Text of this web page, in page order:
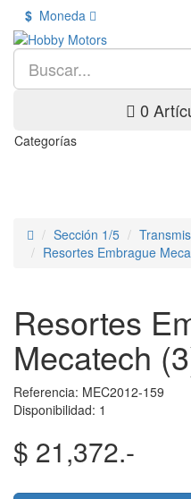
$ Moneda
0
Categorías
Sección 1/5
Resortes Embrague
Resortes
Mecatech
Referencia: MEC2012-159
Disponibilidad: 1
$ 21,372.-